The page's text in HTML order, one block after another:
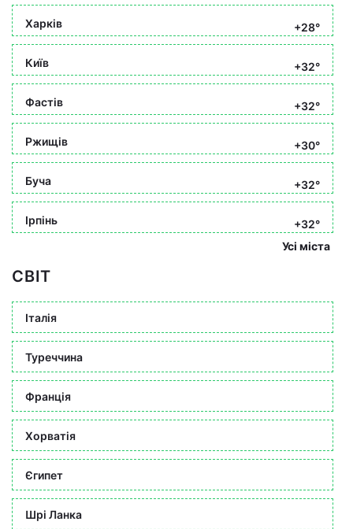
Харків +28°
Київ +32°
Фастів +32°
Ржищів +30°
Буча +32°
Ірпінь
+32°
Усі міста
СВІТ
Італія
Туреччина
Франція
Хорватія
Єгипет
Шрі Ланка